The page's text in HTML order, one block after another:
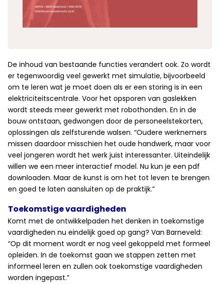
De inhoud van bestaande functies verandert ook. Zo wordt
er tegenwoordig veel gewerkt met simulatie, bijvoorbeeld
om te leren wat je moet doen als er een storing is in een
elektriciteitscentrale. Voor het opsporen van gaslekken
wordt steeds meer gewerkt met robothonden. En in de
bouw ontstaan, gedwongen door de personeelstekorten,
oplossingen als zelfsturende walsen. “Oudere werknemers
missen daardoor misschien het oude handwerk, maar voor
veel jongeren wordt het werk juist interessanter. Uiteindelijk
willen we een meer interactief model. Nu kun je een pdf
downloaden. Maar de kunst is om het tot leven te brengen
en goed te laten aansluiten op de praktijk.”
Toekomstige vaardigheden
Komt met de ontwikkelpaden het denken in toekomstige
vaardigheden nu eindelijk goed op gang? Van Barneveld:
“Op dit moment wordt er nog veel gekoppeld met formeel
opleiden. In de toekomst gaan we stappen zetten met
informeel leren en zullen ook toekomstige vaardigheden
worden ingepast.”